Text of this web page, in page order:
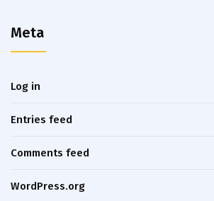
Meta
Log in
Entries feed
Comments feed
WordPress.org